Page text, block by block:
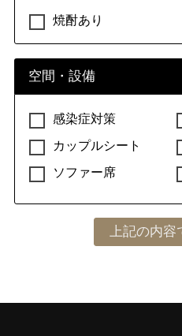
焼酎あり
空間・設備
感染症対策
カップルシート
ソファー席